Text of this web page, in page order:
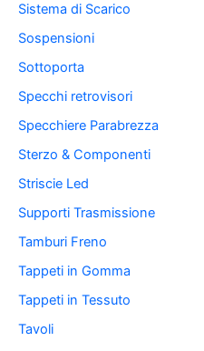
Sistema di Scarico
Sospensioni
Sottoporta
Specchi retrovisori
Specchiere Parabrezza
Sterzo & Componenti
Striscie Led
Supporti Trasmissione
Tamburi Freno
Tappeti in Gomma
Tappeti in Tessuto
Tavoli